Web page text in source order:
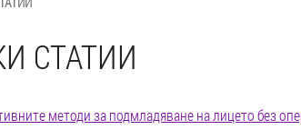
СТАТИИ
методи за подмладяване на лицето без